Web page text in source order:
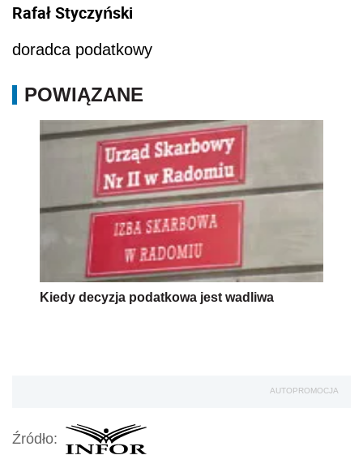
Rafał Styczyński
doradca podatkowy
POWIĄZANE
Kiedy decyzja podatkowa jest wadliwa
AUTOPROMOCJA
Źródło: